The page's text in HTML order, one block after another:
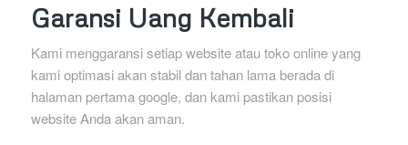
Garansi Uang Kembali
Kami menggaransi setiap website atau toko online yang
kami optimasi akan stabil dan tahan lama berada di
halaman pertama google, dan kami pastikan posisi
website Anda akan aman.